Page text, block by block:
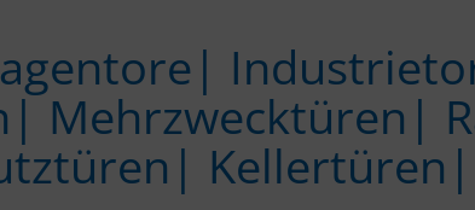
Mehrzweck­türen|